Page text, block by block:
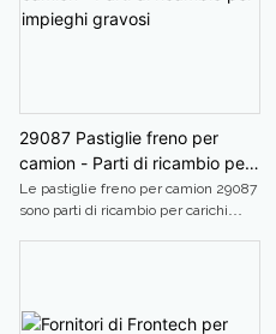
29087 Pastiglie freno per
camion - Parti di ricambio per
impieghi gravosi
Le pastiglie freno per camion 29087
sono parti di ricambio per carichi
resistere al calore e all'attrito elevati